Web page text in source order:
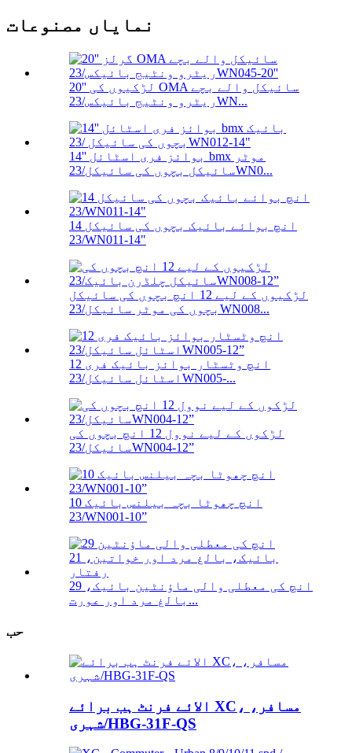
نمایاں مصنوعات
20'' لڑکیوں کی OMA سائیکل والے بچے
ریٹرو ونٹیج بائیکس/23WN...
14'' بوائز فری اسٹائل bmx موٹر
سائیکل بچوں کی سائیکل/23WN0...
14 انچ بوائے بائیک بچوں کی سائیکل
/23WN011-14"
لڑکیوں کے لیے 12 انچ بچوں کی سائیکل
بچوں کی موٹر سائیکل/23WN008...
12 انچ وٹسٹار بوائز بائیک فری
اسٹائل سائیکل/23WN005-...
لڑکوں کے لیے نوول 12 انچ بچوں کی
سائیکل/23WN004-12”
10 انچ چھوٹا بچہ بیلنس بائیک
/23WN001-10”
29 انچ کی معطلی والی ماؤنٹین بائیک،
بالغ مرد اور عورت...
حب
الائے فرنٹ ہب برائے XC، مسافر،
شہری/HBG-31F-QS